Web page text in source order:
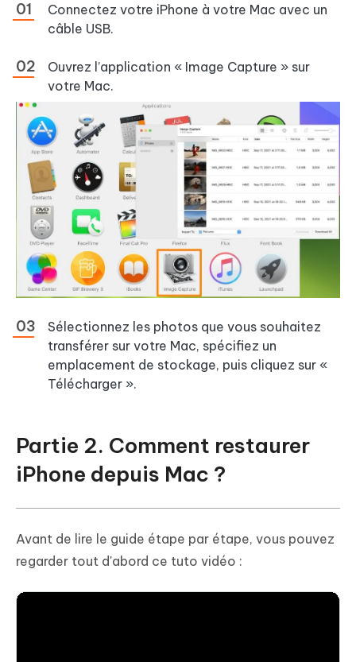
Connectez votre iPhone à votre Mac avec un
câble USB.
Ouvrez l’application « Image Capture » sur
votre Mac.
Sélectionnez les photos que vous souhaitez
transférer sur votre Mac, spécifiez un
emplacement de stockage, puis cliquez sur «
Télécharger ».
Partie 2. Comment restaurer
iPhone depuis Mac ?
Avant de lire le guide étape par étape, vous pouvez
regarder tout d'abord ce tuto vidéo :